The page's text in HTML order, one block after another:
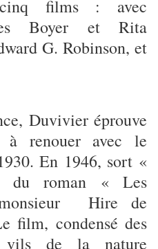
films : avec
Boyer et Rita
G. Robinson, et
Duvivier éprouve
à renouer avec le
En 1946, sort «
du roman « Les
Hire de
film, condensé des
vils de la nature